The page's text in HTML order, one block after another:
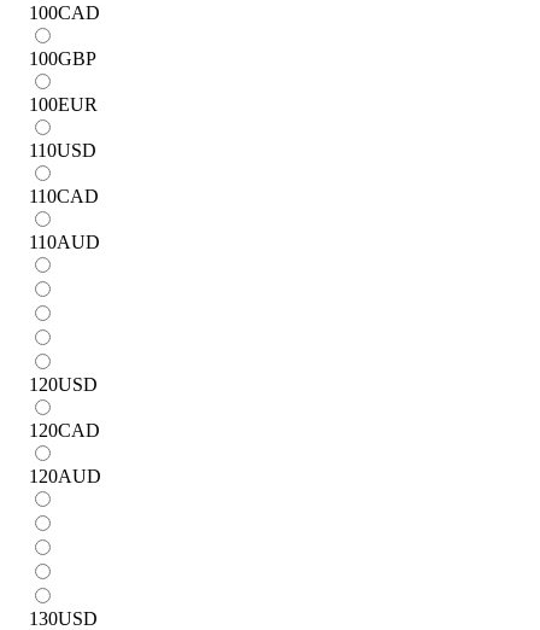
100CAD
100GBP
100EUR
110USD
110CAD
110AUD
120USD
120CAD
120AUD
130USD